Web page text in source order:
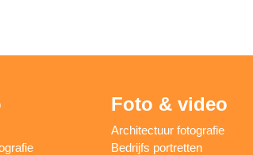
Foto & video
Architectuur fotografie
Bedrijfs portretten